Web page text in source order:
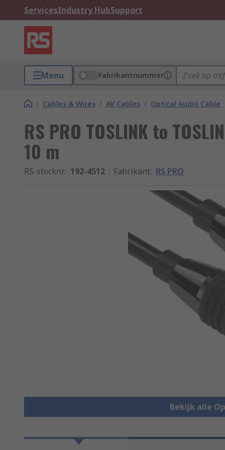
ServicesIndustry HubSupport
Menu Fabrikantnummer
/ Cables & Wires / AV Cables / Optical Audio Cable
RS PRO TOSLINK to
10 m
RS-stocknr.: 192-4512 Fabrikant: RS PRO
Bekijk alle